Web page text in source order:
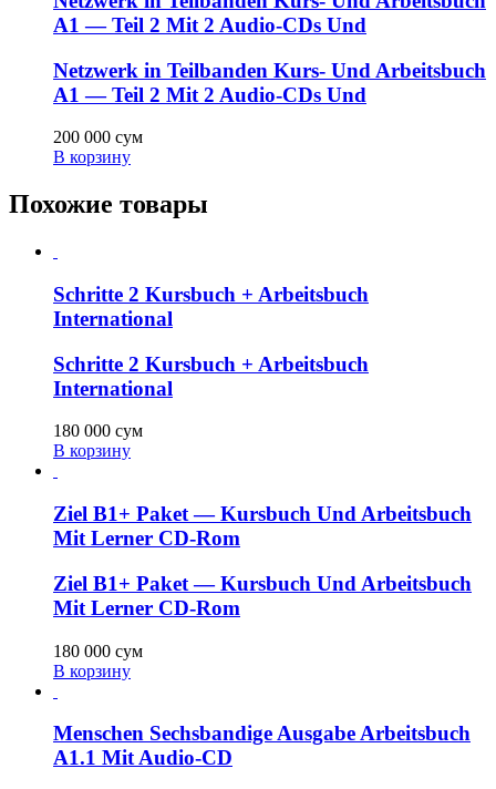
A1 — Teil 2 Mit 2 Audio-CDs Und
Netzwerk in Teilbanden Kurs- Und Arbeitsbuch
A1 — Teil 2 Mit 2 Audio-CDs Und
200 000 сум
В корзину
Похожие товары
Schritte 2 Kursbuch + Arbeitsbuch
International
Schritte 2 Kursbuch + Arbeitsbuch
International
180 000 сум
В корзину
Ziel B1+ Paket — Kursbuch Und Arbeitsbuch
Mit Lerner CD-Rom
Ziel B1+ Paket — Kursbuch Und Arbeitsbuch
Mit Lerner CD-Rom
180 000 сум
В корзину
Menschen Sechsbandige Ausgabe Arbeitsbuch
A1.1 Mit Audio-CD